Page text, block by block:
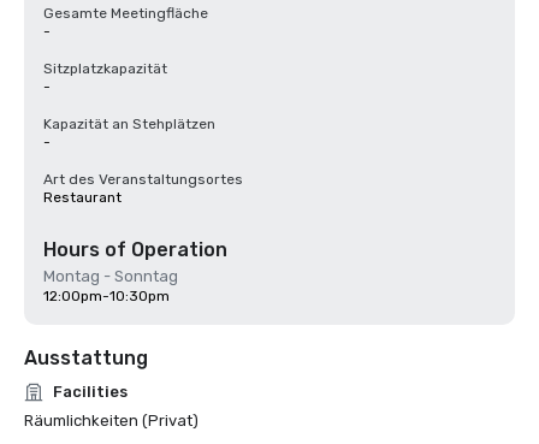
Gesamte Meetingfläche
-
Sitzplatzkapazität
-
Kapazität an Stehplätzen
-
Art des Veranstaltungsortes
Restaurant
Hours of Operation
Montag - Sonntag
12:00pm-10:30pm
Ausstattung
Facilities
Räumlichkeiten (Privat)